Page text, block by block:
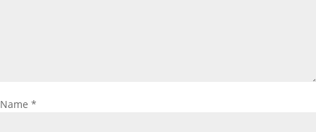
Name *